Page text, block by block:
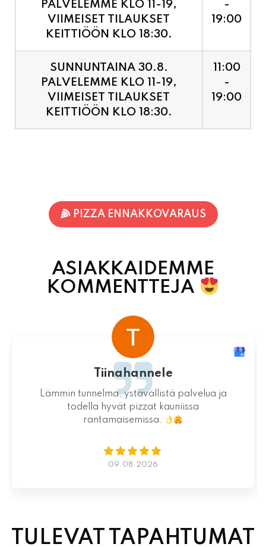
SUNNUNTAINA 30.8.
PALVELEMME KLO 11-19,
VIIMEISET TILAUKSET
KEITTIÖÖN KLO 18:30.
11:00
19:00
ASIAKKAIDEMME
Terhi Vornanen
Varmuudella Pohjois-Karjalan parhaat pizzat!
Itsessään paikka ei valitettavasti ole
mitenkään idyllinen.